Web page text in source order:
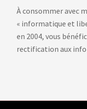
À consommer avec
« informatique et
en 2004, vous
rectification aux